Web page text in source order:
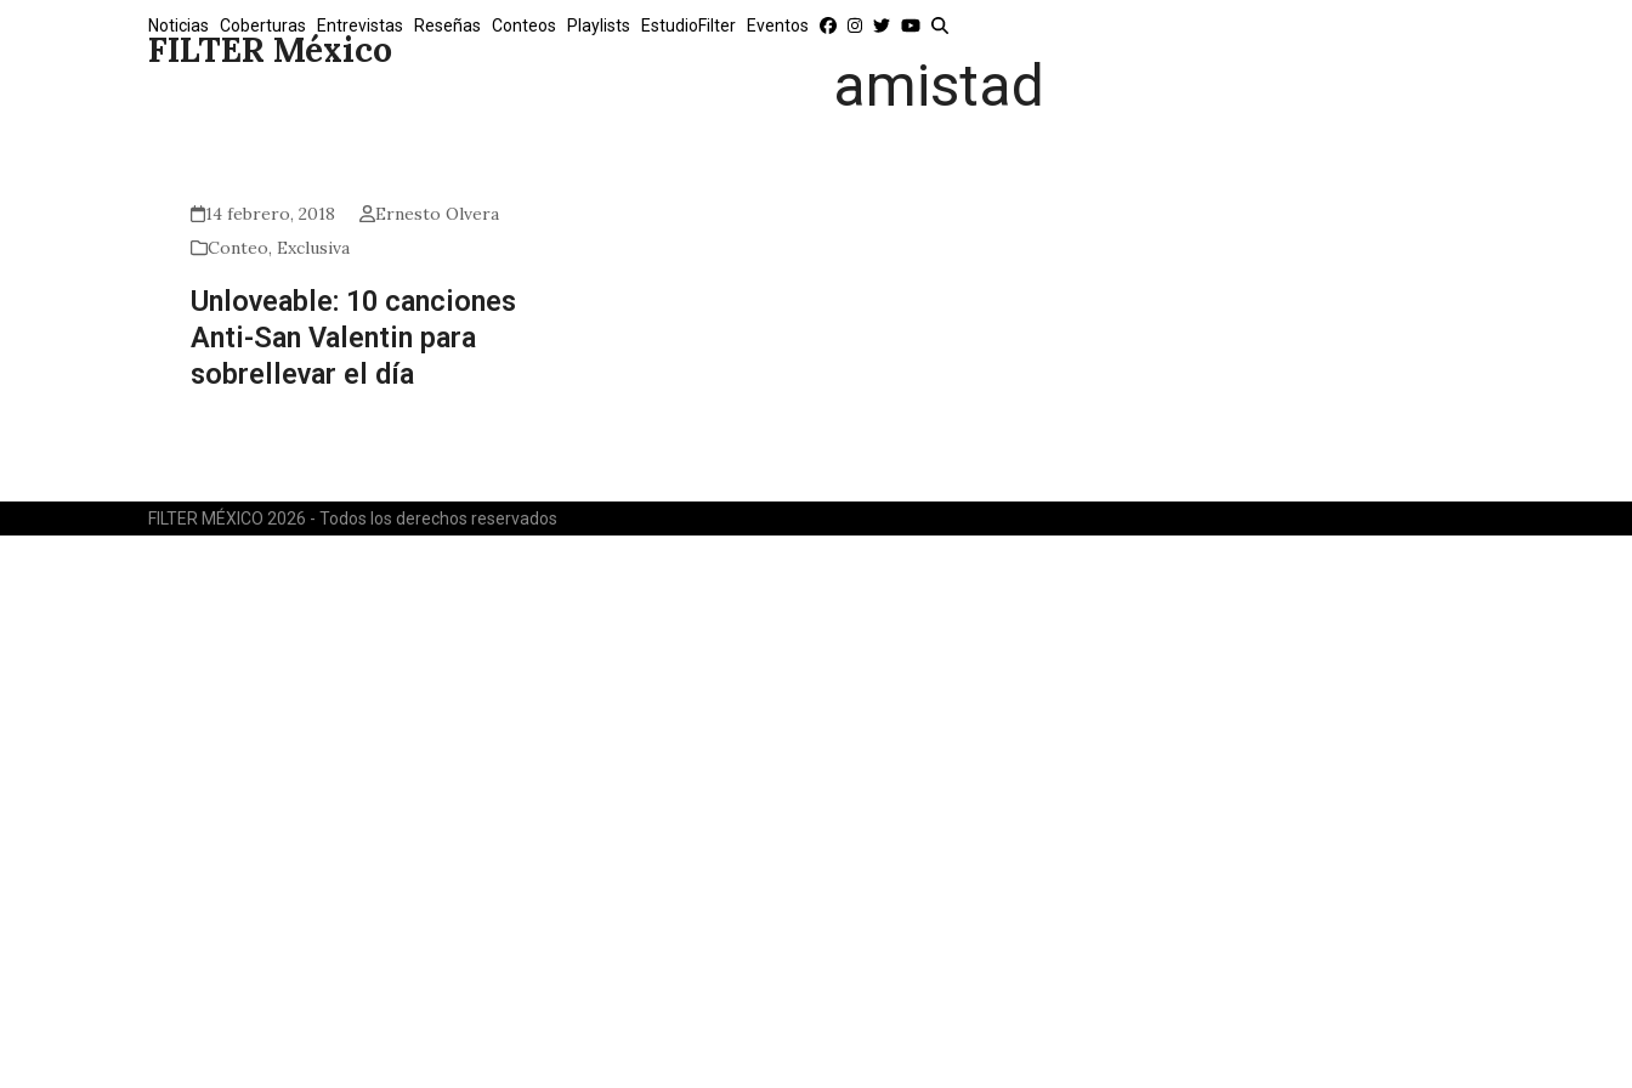
FILTER México
Noticias Coberturas Entrevistas Reseñas Conteos Playlists EstudioFilter Eventos
amistad
14 febrero, 2018
Ernesto Olvera
Conteo, Exclusiva
Unloveable: 10 canciones
Anti-San Valentin para
sobrellevar el día
FILTER MÉXICO 2026 - Todos los derechos reservados